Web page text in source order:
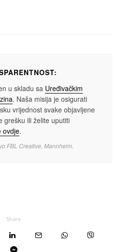
u skladu sa Uređivačkim
. Naša misija je osigurati
vrijednost svake objavljene
grešku ili želite uputiti
ovdje.
FBL Creative, Mannheim.
Share